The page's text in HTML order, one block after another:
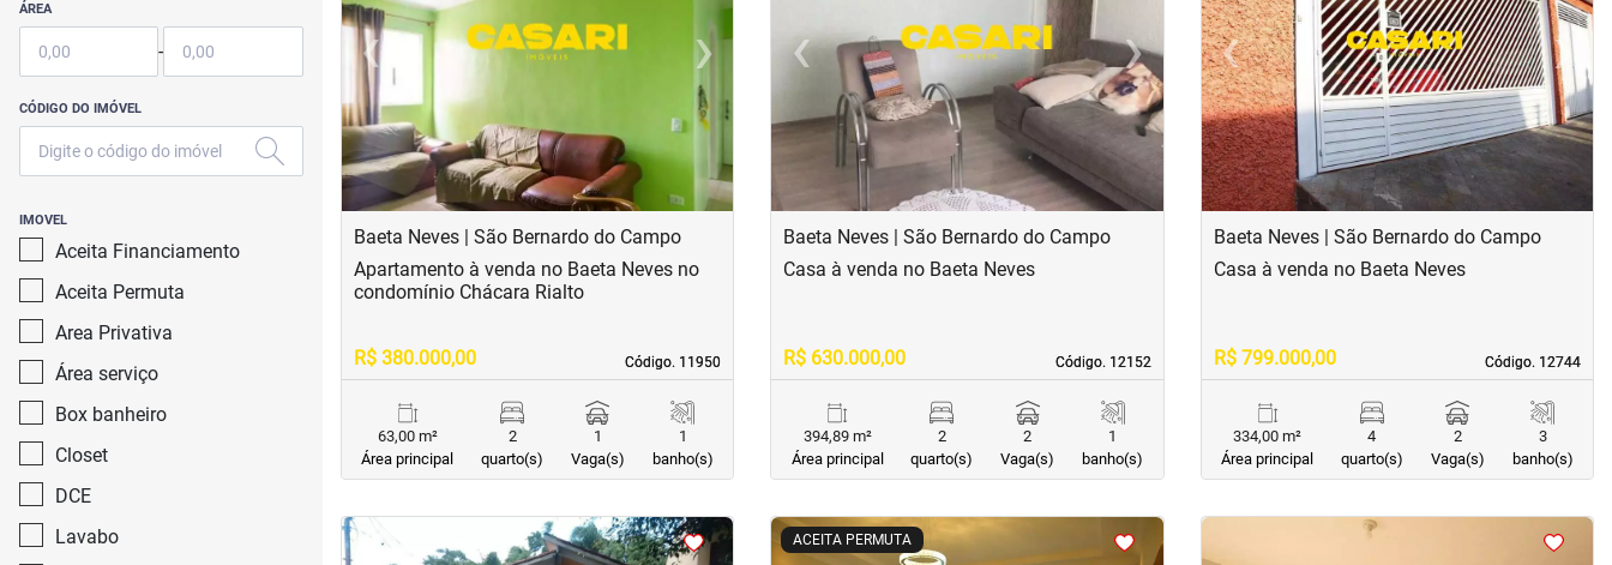
ÁREA
-
CÓDIGO DO IMÓVEL
IMOVEL
Aceita Financiamento
Aceita Permuta
Area Privativa
Área serviço
Box banheiro
Closet
DCE
Lavabo
‹Previous ›Next
Baeta Neves | São Bernardo do Campo
Código. 11950
Código. 11950
Apartamento à venda no Baeta Neves no
condomínio Chácara Rialto
R$ 380.000,00
63,00 m²
Área principal
2
quarto(s)
1
Vaga(s)
1
banho(s)
‹Previous ›Next
Baeta Neves | São Bernardo do Campo
Código. 12152
Código. 12152
Casa à venda no Baeta Neves
R$ 630.000,00
394,89 m²
Área principal
2
quarto(s)
2
Vaga(s)
1
banho(s)
‹Previous ›Next
Baeta Neves | São Bernardo do Campo
Código. 12744
Código. 12744
Casa à venda no Baeta Neves
R$ 799.000,00
334,00 m²
Área principal
4
quarto(s)
2
Vaga(s)
3
banho(s)
<< ACEITA PERMUTA
<<<< <